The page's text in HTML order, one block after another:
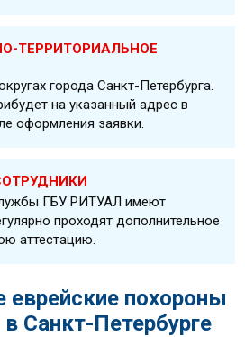
ТЕРРИТОРИАЛЬНОЕ
города Санкт-Петербурга.
на указанный адрес в
оформления заявки.
ГБУ РИТУАЛ имеют
проходят дополнительное
аттестацию.
похороны
Санкт-Петербурге